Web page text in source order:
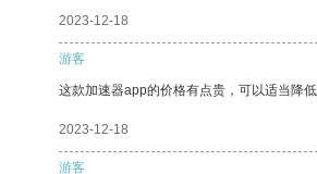
2023-12-18
游客
这款加速器app的价格有点贵，可以适当降
2023-12-18
游客